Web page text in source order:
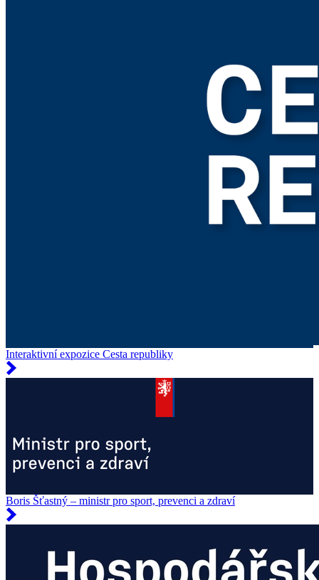
Interaktivní expozice Cesta republiky
Boris Šťastný – ministr pro sport, prevenci a zdraví